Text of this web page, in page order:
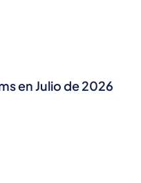
en Julio de 2026